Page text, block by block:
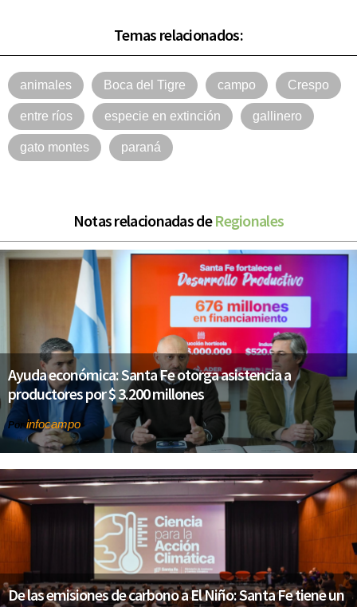
Temas relacionados:
animales Boca del Tigre campo Crespo
entre ríos especie en extinción gallinero
gato montes paraná
Notas relacionadas deRegionales
Ayuda económica: Santa Fe otorga asistencia a
productores por $ 3.200 millones
Porinfocampo
De las emisiones de carbono a El Niño: Santa Fe tiene un